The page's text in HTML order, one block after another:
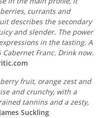
currants and
describes the secondary
and slender. The power
in the tasting. A
Franc. Drink now.
fruit, orange zest and
and crunchy, with a
tannins and a zesty,
James Suckling